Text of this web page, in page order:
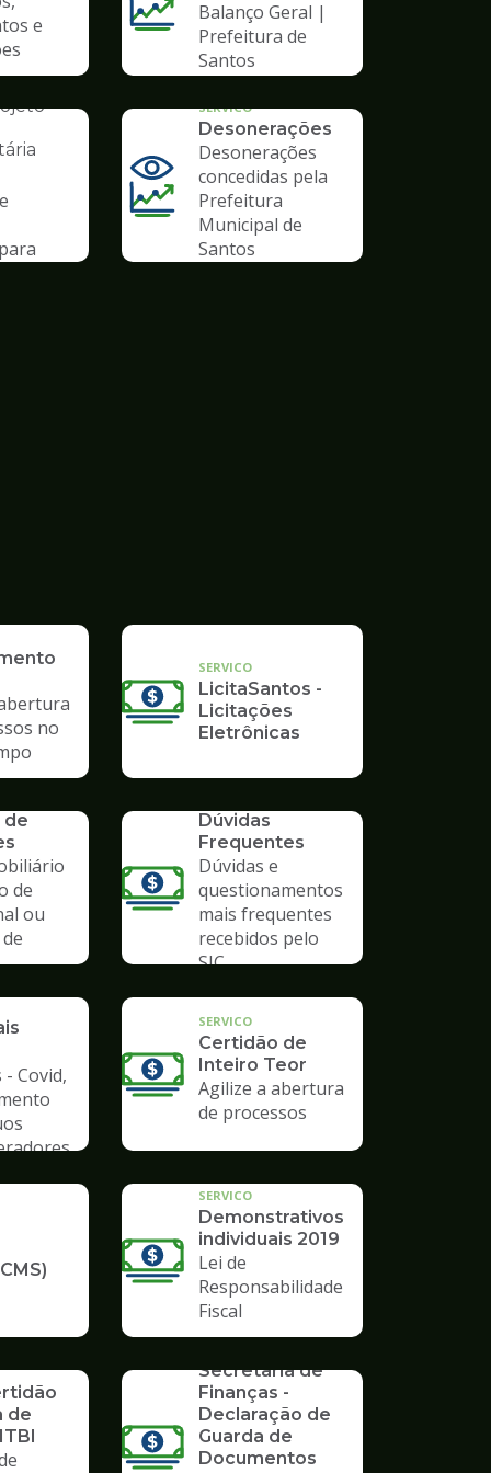
e
Balanço Geral |
Prefeitura de
Santos
SERVICO
Desonerações
Desonerações
concedidas pela
Prefeitura
Municipal de
Santos
no
SERVICO
LicitaSantos -
Licitações
Eletrônicas
de
de
ou
Dúvidas
Frequentes
Dúvidas e
questionamentos
mais frequentes
recebidos pelo
SIC
Covid,
SERVICO
Certidão de
Inteiro Teor
Agilize a abertura
de processos
SERVICO
Demonstrativos
individuais 2019
Lei de
Responsabilidade
Fiscal
de
Secretaria de
Finanças -
Declaração de
Guarda de
Documentos